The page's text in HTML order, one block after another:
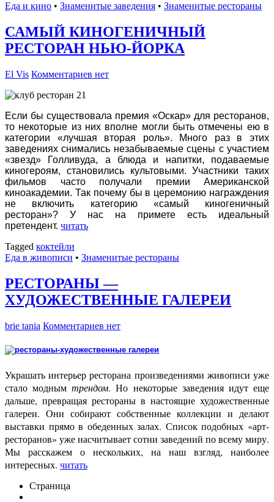
Еда и кино • Знаменитые заведения • Знаменитые рестораны
САМЫЙ КИНОГЕНИЧНЫЙ
РЕСТОРАН НЬЮ-ЙОРКА
El Vis Комментариев нет
Если бы существовала премия «Оскар» для ресторанов,
то некоторые из них вполне могли быть отмечены ею в
категории «лучшая вторая роль». Много раз в этих
заведениях снимались незабываемые сцены с участием
«звезд» Голливуда, а блюда и напитки, подаваемые
киногероям, становились культовыми. Участники таких
фильмов часто получали премии Американской
киноакадемии. Так почему бы в церемонию награждения
не включить категорию «самый киногеничный
ресторан»? У нас на примете есть идеальный
претендент. читать
Tagged коктейли
Еда в живописи • Знаменитые рестораны
РЕСТОРАНЫ —
ХУДОЖЕСТВЕННЫЕ ГАЛЕРЕИ
brie tania Комментариев нет
Украшать интерьер ресторана произведениями живописи уже
стало моднымтрендом. Но некоторые заведения идут еще
дальше, превращая рестораны в настоящие художественные
галереи. Они собирают собственные коллекции и делают
выставки прямо в обеденных залах. Список подобных «арт-
ресторанов» уже насчитывает сотни заведений по всему миру.
Мы расскажем о нескольких, на наш взгляд, наиболее
интересных. читать
Страница